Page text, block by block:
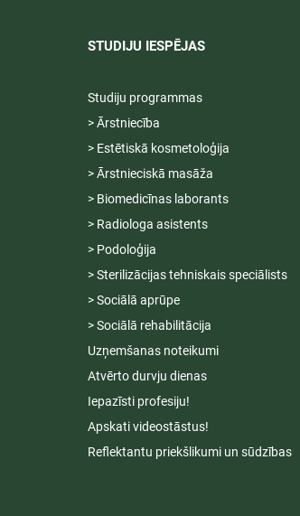
STUDIJU IESPĒJAS
Studiju programmas
> Ārstniecība
> Estētiskā kosmetoloģija
> Ārstnieciskā masāža
> Biomedicīnas laborants
> Radiologa asistents
> Podoloģija
> Sterilizācijas tehniskais speciālists
> Sociālā aprūpe
> Sociālā rehabilitācija
Uzņemšanas noteikumi
Atvērto durvju dienas
Iepazīsti profesiju!
Apskati videostāstus!
Reflektantu priekšlikumi un sūdzības